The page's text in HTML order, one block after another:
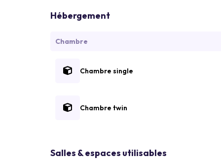
Hébergement
Chambre
Chambre single
Chambre twin
Salles & espaces utilisables